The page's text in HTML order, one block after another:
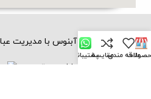
نوین آبنوس با مدیریت
طراحی و توسعه
علاقه مندیمقایسهپشتیبانی